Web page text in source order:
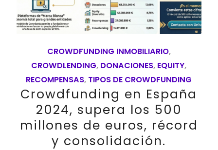
CROWDFUNDING INMOBILIARIO,
CROWDLENDING, DONACIONES, EQUITY,
RECOMPENSAS, TIPOS DE CROWDFUNDING
Crowdfunding en España
2024, supera los 500
millones de euros, récord
y consolidación.